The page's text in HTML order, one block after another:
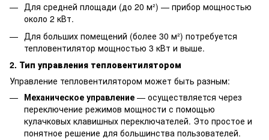
Для средней площади (до 20 м²) — прибор мощностью
около 2 кВт.
Для больших помещений (более 30 м²) потребуется
тепловентилятор мощностью 3 кВт и выше.
2. Тип управления тепловентилятором
Управление тепловентилятором может быть разным:
Механическое управление — осуществляется через
переключение режимов мощности с помощью
кулачковых клавишных переключателей. Это простое и
понятное решение для большинства пользователей.